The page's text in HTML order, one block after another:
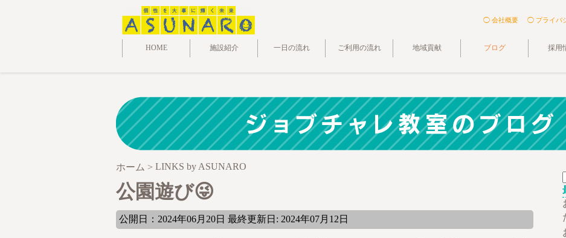
◯ 会社概要 ◯ プライバ
HOME 施設紹介 一日の流れ ご利用の流れ 地域貢献 ブログ 採用
ホーム > LINKS by ASUNARO
公園遊び😜
公開日：2024年06月20日 最終更新日: 2024年07月12日